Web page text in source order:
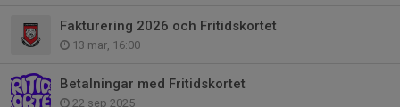
Fakturering 2026 och Fritidskortet
13 mar, 16:00
Betalningar med Fritidskortet
22 sep 2025